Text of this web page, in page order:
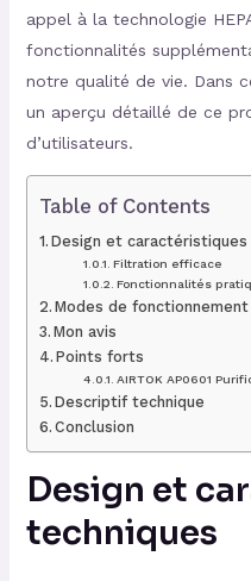
appel à la technologie
fonctionnalités
notre qualité de vie. Dans
un aperçu détaillé de ce
d’utilisateurs.
Table of Contents
Design et caractéristiques
Filtration efficace
Fonctionnalités
Modes de fonctionnement
Mon avis
Points forts
AIRTOK AP0601
Descriptif technique
Conclusion
Design et
techniques